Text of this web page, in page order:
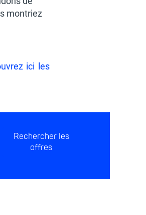
montriez
ici les